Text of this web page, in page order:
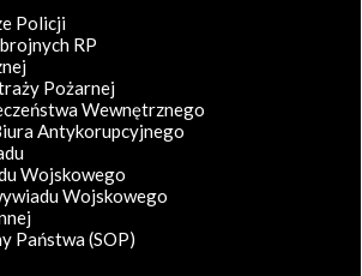
Policji
RP
Pożarnej
Wewnętrznego
Antykorupcyjnego
Wojskowego
Wojskowego
Państwa (SOP)